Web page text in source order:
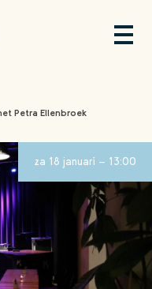
Petra Ellenbroek
za 18 januari - 13:00